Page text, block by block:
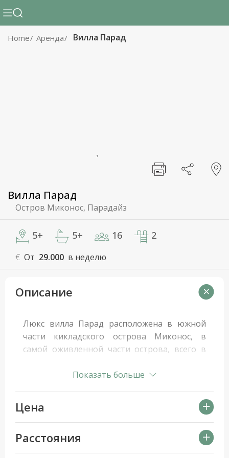
Home Аренда Вилла Парад
Вилла Парад
Остров Миконос, Парадайз
5+ 5+ 16 2
€ От 29.000 в неделю
Описание
Люкс вилла Парад расположена в южной
части кикладского острова Миконос, в
самой оживленной части острова, всего в
пляжей Парадайз и Парага. С виллы
голубого Эгейского моря, островов Наксос,
Парос и Антипарос. Прямо под виллой
расположена крохотная бухточкас
возможностью встать на якорь.
Показать больше
Цена
Расстояния